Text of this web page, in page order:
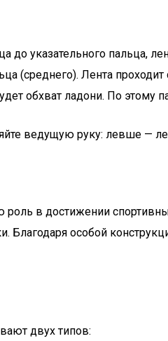
указательного пальца,
(среднего). Лента
обхват ладони. По этому
ведущую руку: левше —
в достижении
Благодаря особой
двух типов: